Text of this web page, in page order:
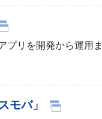
プリを開発から運用
モバ」